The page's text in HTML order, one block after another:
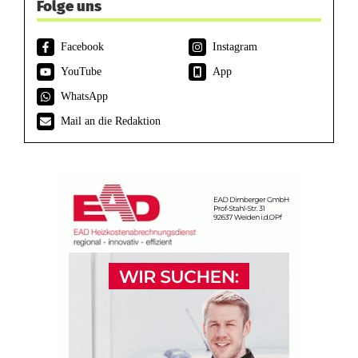
Folge uns
Facebook
Instagram
YouTube
App
WhatsApp
Mail an die Redaktion